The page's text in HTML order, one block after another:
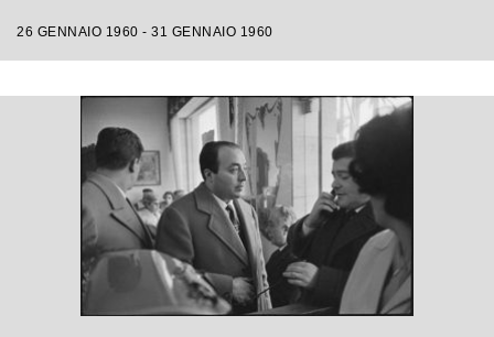
26 GENNAIO 1960 - 31 GENNAIO 1960